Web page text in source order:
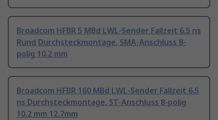
Broadcom HFBR 5 MBd LWL-Sender Fallzeit 6.5 ns
Rund Durchsteckmontage, SMA-Anschluss 8-
polig 10.2 mm
Broadcom HFBR 160 MBd LWL-Sender Fallzeit 6.5
ns Durchsteckmontage, ST-Anschluss 8-polig
10.2 mm 12.7mm